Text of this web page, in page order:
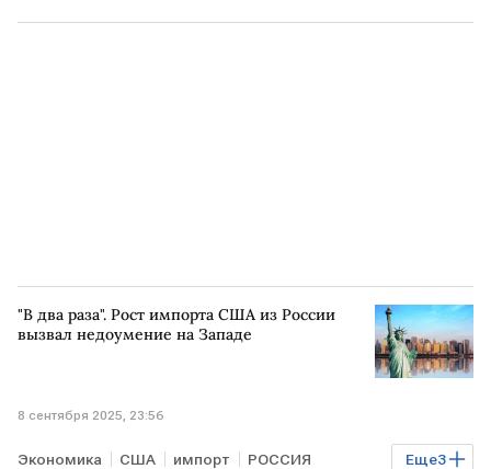
"В два раза". Рост импорта США из России
вызвал недоумение на Западе
8 сентября 2025, 23:56
Еще3
Экономика США импорт РОССИЯ